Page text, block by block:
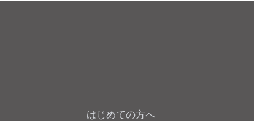
はじめての方へ